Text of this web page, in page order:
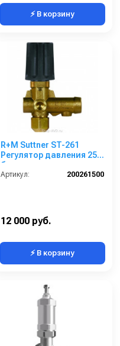
⚡ В корзину
R+M Suttner ST-261
Регулятор давления 250
бар
Артикул: 200261500
12 000 руб.
⚡ В корзину